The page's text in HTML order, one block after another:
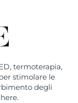
termoterapia,
stimolare le
degli